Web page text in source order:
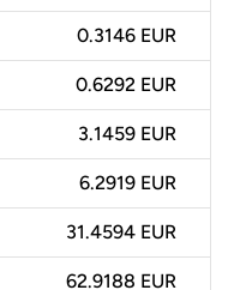
0.3146 EUR
0.6292 EUR
3.1459 EUR
6.2919 EUR
31.4594 EUR
62.9188 EUR